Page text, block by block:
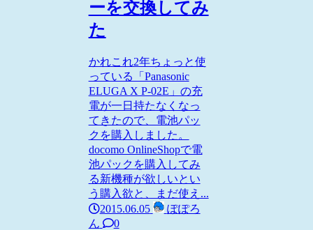
ーを交換してみ
た
かれこれ2年ちょっと使
っている「Panasonic
ELUGA X P-02E」の充
電が一日持たなくなっ
てきたので、電池パッ
クを購入しました。
docomo OnlineShopで電
池パックを購入してみ
る新機種が欲しいとい
う購入欲と、まだ使え...
2015.06.05
ぽぽろ
ん
0